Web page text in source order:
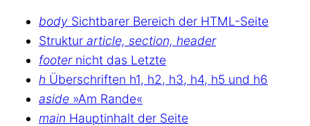
body Sichtbarer Bereich der HTML-Seite
Struktur article, section, header
footernicht das Letzte
h Überschriften h1, h2, h3, h4, h5 und h6
aside »Am Rande«
main Hauptinhalt der Seite